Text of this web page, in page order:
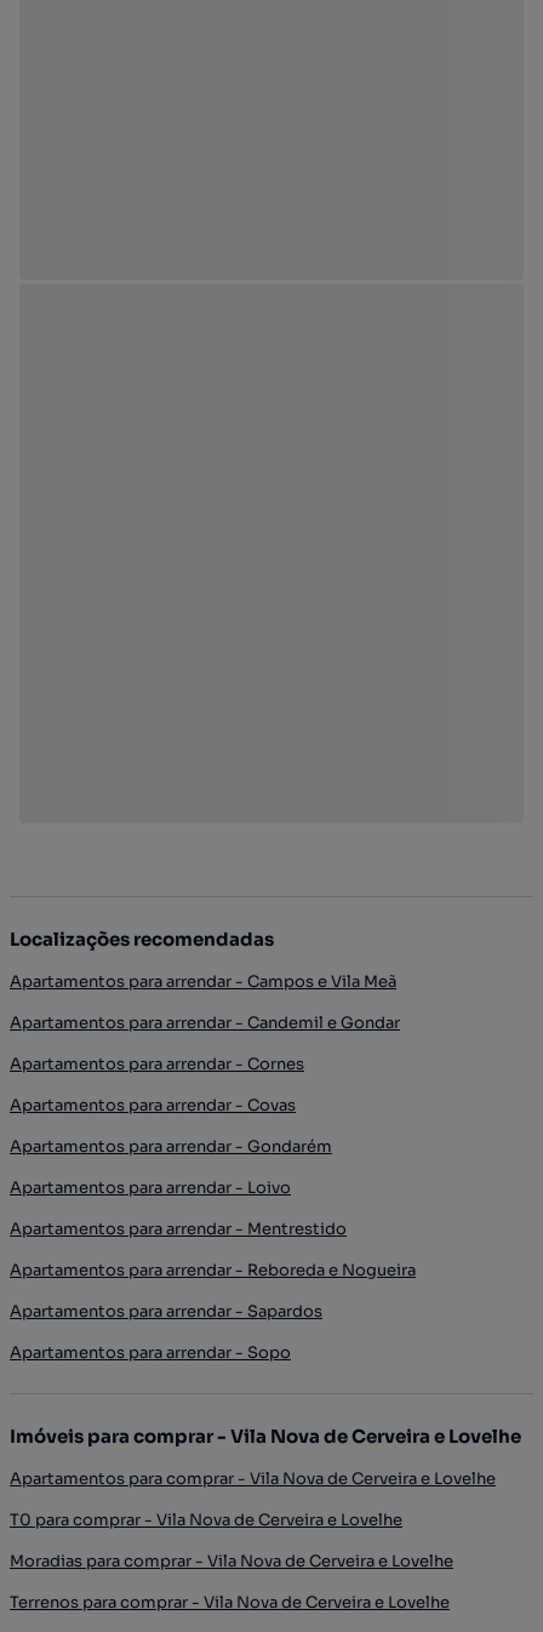
Localizações recomendadas
Apartamentos para arrendar - Campos e Vila Meã
Apartamentos para arrendar - Candemil e Gondar
Apartamentos para arrendar - Cornes
Apartamentos para arrendar - Covas
Apartamentos para arrendar - Gondarém
Apartamentos para arrendar - Loivo
Apartamentos para arrendar - Mentrestido
Apartamentos para arrendar - Reboreda e Nogueira
Apartamentos para arrendar - Sapardos
Apartamentos para arrendar - Sopo
Imóveis para comprar - Vila Nova de Cerveira e Lovelhe
Apartamentos para comprar - Vila Nova de Cerveira e Lovelhe
T0 para comprar - Vila Nova de Cerveira e Lovelhe
Moradias para comprar - Vila Nova de Cerveira e Lovelhe
Terrenos para comprar - Vila Nova de Cerveira e Lovelhe